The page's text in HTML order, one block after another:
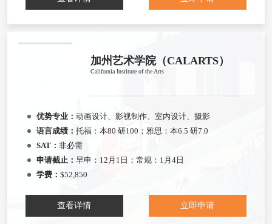
加州艺术学院（CALARTS）
California Institute of the Arts
优势专业： 动画设计、影视制作、室内设计、摄影
语言成绩： 托福：本80 研100；雅思：本6.5 研7.0
SAT： 非必需
申请截止： 早申：12月1日；常规：1月4日
学费： $52,850
查看详情 立即申请